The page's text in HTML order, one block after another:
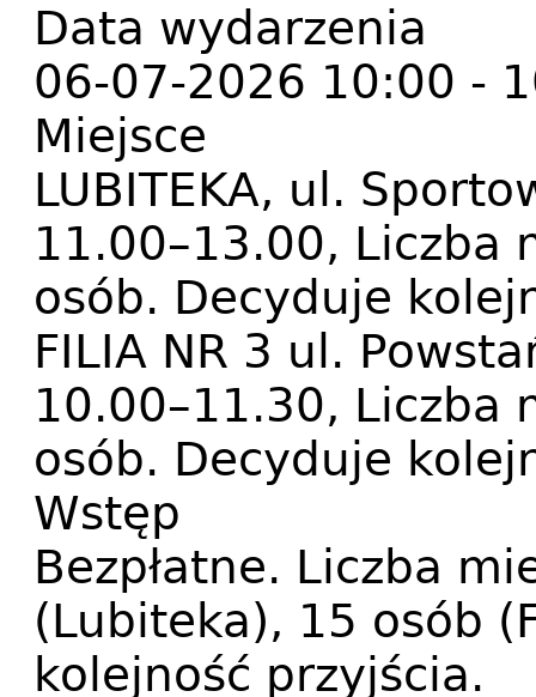
Data wydarzenia
06-07-2026 10:00 -
Miejsce
LUBITEKA, ul.
11.00–13.00, Liczba
osób. Decyduje
FILIA NR 3 ul.
10.00–11.30, Liczba
osób. Decyduje
Wstęp
Bezpłatne. Liczba
(Lubiteka), 15 osób
kolejność przyjścia.